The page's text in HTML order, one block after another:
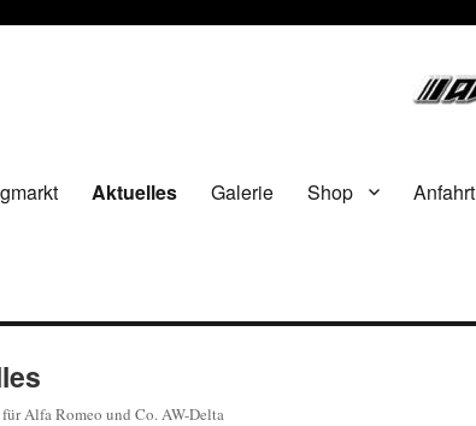
Aktuelles Galerie Shop Anfahrt
Alfa Romeo und Co. AW-Delta